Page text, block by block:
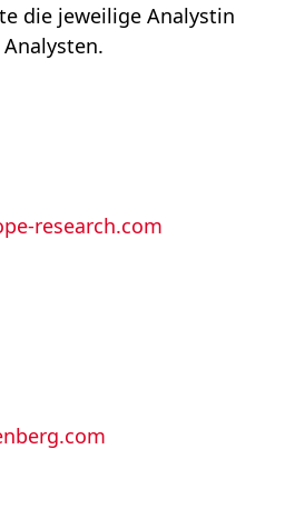
die jeweilige Analystin
research.com